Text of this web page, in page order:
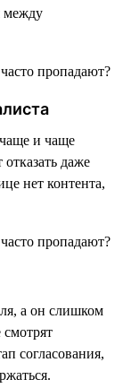
между
и чаще
даже
нет контента,
а он слишком
согласования,